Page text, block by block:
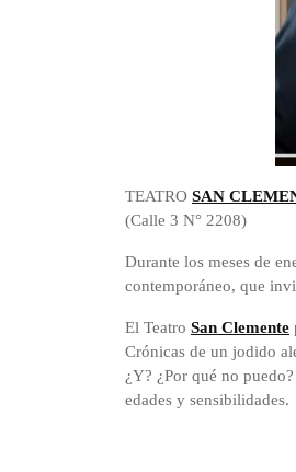
TEATRO SAN
(Calle 3 N° 2208)
Durante los meses de
contemporáneo, que
El Teatro San Clemente
Crónicas de un jodido
¿Y? ¿Por qué no
edades y sensibilidades.